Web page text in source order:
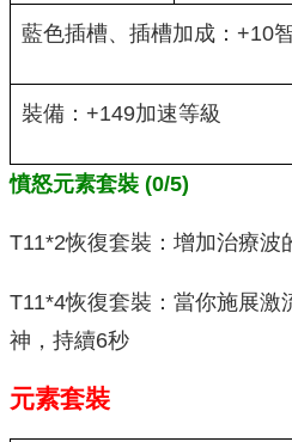
藍色插槽、插槽加成：+10
裝備：+149加速等級
憤怒元素套裝 (0/5)
T11*2恢復套裝：增加治療波
T11*4恢復套裝：當你施展激
神，持續6秒
元素套裝